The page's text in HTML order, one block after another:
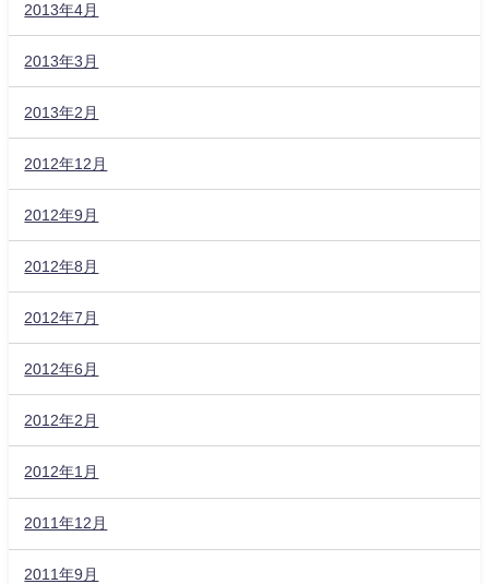
2013年4月
2013年3月
2013年2月
2012年12月
2012年9月
2012年8月
2012年7月
2012年6月
2012年2月
2012年1月
2011年12月
2011年9月